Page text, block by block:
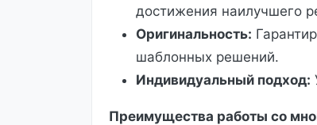
достижения наилучшего
Оригинальность:
шаблонных решений.
Индивидуальный подход:
Преимущества работы со